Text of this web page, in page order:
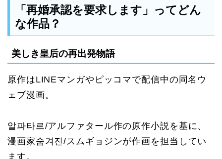
「再婚承認を要求します」ってどん
な作品？
美しき皇后の再出発物語
原作はLINEマンガやピッコマで配信中の同名ウ
ェブ漫画。
알파타르/アルファタール作の原作小説を基に、
漫画家숨겨진/スムギョジンが作画を担当してい
ます。